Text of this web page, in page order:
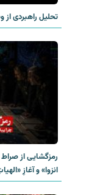
تحلیل راهبردی
رمزگشایی از
انزوا» و آغازِ